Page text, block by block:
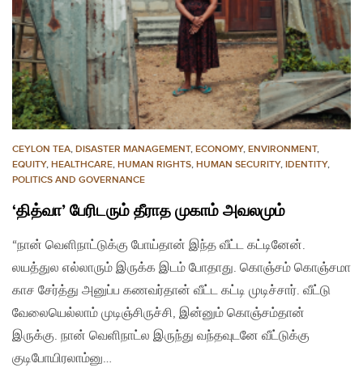
CEYLON TEA, DISASTER MANAGEMENT, ECONOMY, ENVIRONMENT,
EQUITY, HEALTHCARE, HUMAN RIGHTS, HUMAN SECURITY, IDENTITY,
POLITICS AND GOVERNANCE
‘தித்வா’ பேரிடரும் தீராத முகாம் அவலமும்
“நான் வெளிநாட்டுக்கு போய்தான் இந்த வீட்ட கட்டினேன்.
லயத்துல எல்லாரும் இருக்க இடம் போதாது. கொஞ்சம் கொஞ்சமா
காச சேர்த்து அனுப்ப கணவர்தான் வீட்ட கட்டி முடிச்சார். வீட்டு
வேலையெல்லாம் முடிஞ்சிருச்சி, இன்னும் கொஞ்சம்தான்
இருக்கு. நான் வெளிநாட்ல இருந்து வந்தவுடனே வீட்டுக்கு
குடிபோயிரலாம்னு…